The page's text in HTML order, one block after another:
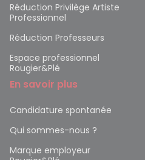
Réduction Privilège Artiste
Professionnel
Réduction Professeurs
Espace professionnel
Rougier&Plé
En savoir plus
Candidature spontanée
Qui sommes-nous ?
Marque employeur